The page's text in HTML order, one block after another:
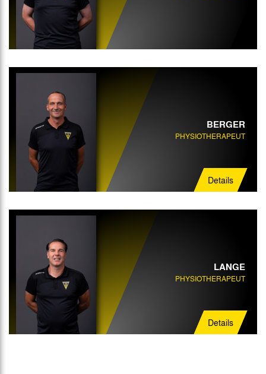
BERGER
PHYSIOTHERAPEUT
Details
LANGE
PHYSIOTHERAPEUT
Details